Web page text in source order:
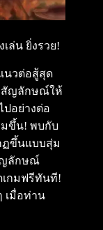
เล่น ยิ่งรวย!
นวต่อสู้สุด
สัญลักษณ์ให้
อย่างต่อ
มขึ้น! พบกับ
ฏขึ้นแบบสุ่ม
ญลักษณ์
เกมฟรีทันที!
เมื่อท่าน